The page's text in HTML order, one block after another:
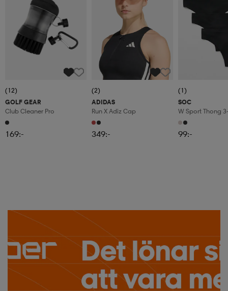
(12)
GOLF GEAR
Club Cleaner Pro
169:-
(2)
ADIDAS
Run X Adiz Cap
349:-
(1)
SOC
W Sport Thong
99:-